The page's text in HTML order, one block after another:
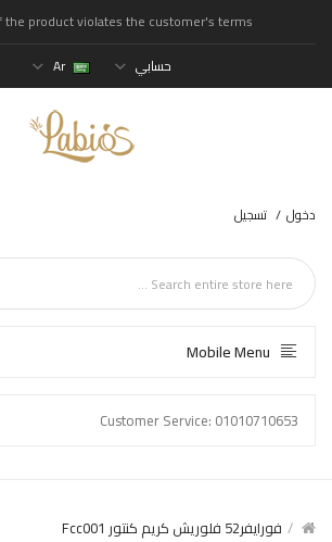
the product violates the customer's terms
حسابي
Ar
دخول تسجيل
Mobile Menu
Customer Service: 01010710653
فورايفر52 فلوريش كريم كنتور Fcc001